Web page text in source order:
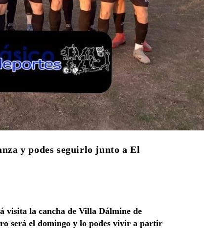
y podes seguirlo junto a El
visita la cancha de Villa Dálmine de
será el domingo y lo podes vivir a partir